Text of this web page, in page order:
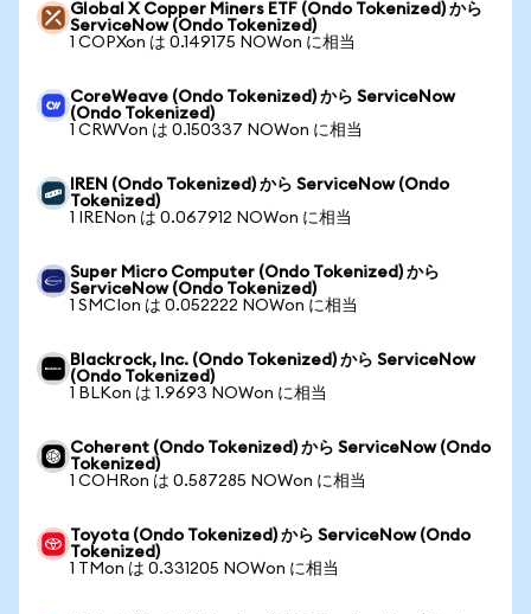
Global X Copper Miners ETF (Ondo Tokenized) から
ServiceNow (Ondo Tokenized)
1 COPXon は 0.149175 NOWon に相当
CoreWeave (Ondo Tokenized) から ServiceNow
(Ondo Tokenized)
1 CRWVon は 0.150337 NOWon に相当
IREN (Ondo Tokenized) から ServiceNow (Ondo
Tokenized)
1 IRENon は 0.067912 NOWon に相当
Super Micro Computer (Ondo Tokenized) から
ServiceNow (Ondo Tokenized)
1 SMCIon は 0.052222 NOWon に相当
Blackrock, Inc. (Ondo Tokenized) から ServiceNow
(Ondo Tokenized)
1 BLKon は 1.9693 NOWon に相当
Coherent (Ondo Tokenized) から ServiceNow (Ondo
Tokenized)
1 COHRon は 0.587285 NOWon に相当
Toyota (Ondo Tokenized) から ServiceNow (Ondo
Tokenized)
1 TMon は 0.331205 NOWon に相当